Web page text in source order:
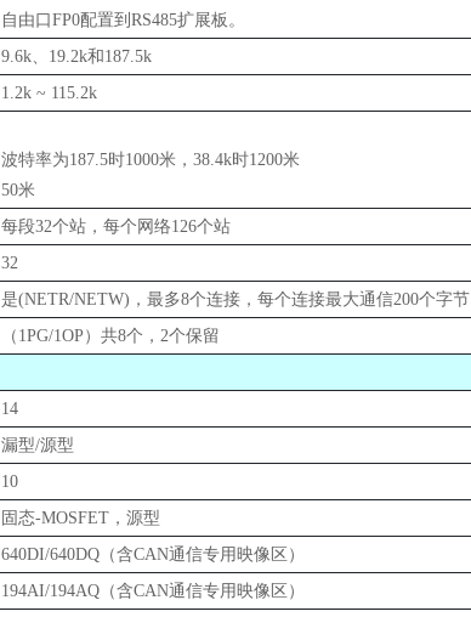
自由口FP0配置到RS485扩展板。
9.6k、19.2k和187.5k
1.2k ~ 115.2k
波特率为187.5时1000米，38.4k时1200米
50米
每段32个站，每个网络126个站
32
是(NETR/NETW)，最多8个连接，每个连接最大通信200个字节
（1PG/1OP）共8个，2个保留
14
漏型/源型
10
固态-MOSFET，源型
640DI/640DQ（含CAN通信专用映像区）
194AI/194AQ（含CAN通信专用映像区）